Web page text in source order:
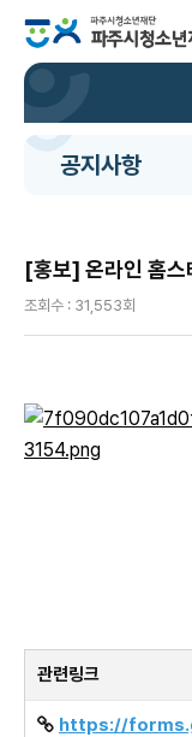
공지사항
[홍보] 온라인 홈
조회수 : 31,553회
관련링크
https://